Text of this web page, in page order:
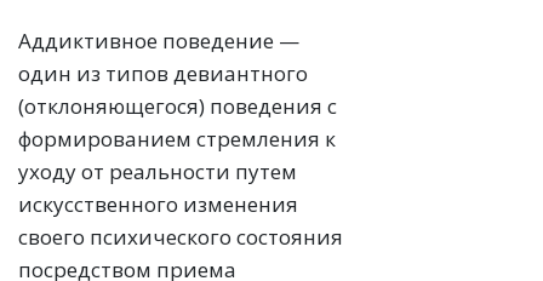
Аддиктивное поведение —
один из типов девиантного
(отклоняющегося) поведения с
формированием стремления к
уходу от реальности путем
искусственного изменения
своего психического состояния
посредством приема